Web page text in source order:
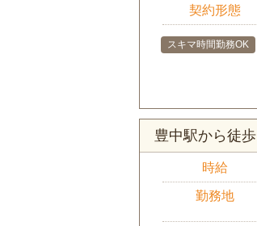
契約形態
スキマ時間勤務OK
豊中駅から徒
時給
勤務地